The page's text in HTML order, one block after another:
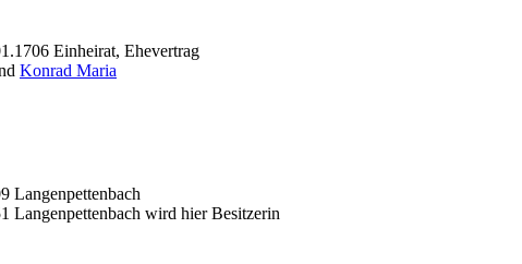
Einheirat, Ehevertrag
Konrad Maria
Langenpettenbach
Langenpettenbach wird hier Besitzerin